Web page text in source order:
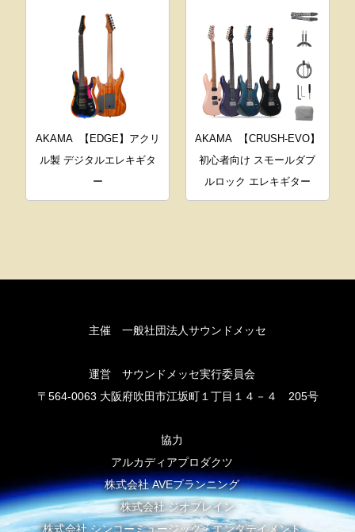
AKAMA
【EDGE】アクリ
ル製 デジタルエレキギタ
ー
AKAMA
【CRUSH-EVO】
初心者向け スモールダブ
ルロック エレキギター
主催 一般社団法人サウンドメッセ
運営 サウンドメッセ実行委員会
〒564-0063 大阪府吹田市江坂町１丁目１４－４ 205号
協力
アルカディアプロダクツ
株式会社 AVEプランニング
株式会社 ジオブレイン
株式会社 シンコーミュージック・エンタテイメント